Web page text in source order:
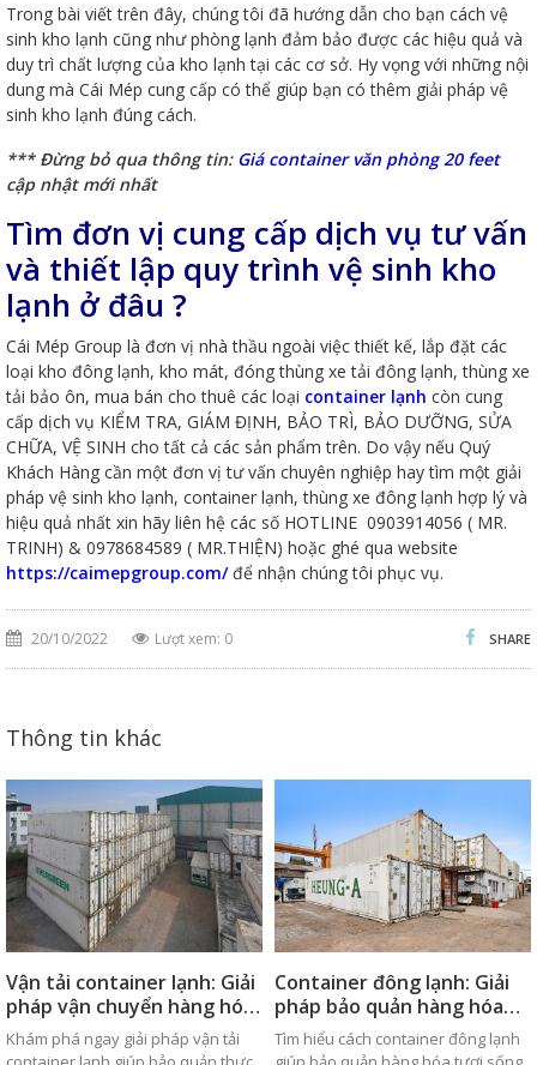
Trong bài viết trên đây, chúng tôi đã hướng dẫn cho bạn cách vệ
sinh kho lạnh cũng như phòng lạnh đảm bảo được các hiệu quả và
duy trì chất lượng của kho lạnh tại các cơ sở. Hy vọng với những nội
dung mà Cái Mép cung cấp có thể giúp bạn có thêm giải pháp vệ
sinh kho lạnh đúng cách.
*** Đừng bỏ qua thông tin: Giá container văn phòng 20 feet
cập nhật mới nhất
Tìm đơn vị cung cấp dịch vụ tư vấn
và thiết lập quy trình vệ sinh kho
lạnh ở đâu ?
Cái Mép Group là đơn vị nhà thầu ngoài việc thiết kế, lắp đặt các
loại kho đông lạnh, kho mát, đóng thùng xe tải đông lạnh, thùng xe
tải bảo ôn, mua bán cho thuê các loại container lạnh còn cung
cấp dịch vụ KIỂM TRA, GIÁM ĐỊNH, BẢO TRÌ, BẢO DƯỠNG, SỬA
CHỮA, VỆ SINH cho tất cả các sản phẩm trên. Do vậy nếu Quý
Khách Hàng cần một đơn vị tư vấn chuyên nghiệp hay tìm một giải
pháp vệ sinh kho lạnh, container lạnh, thùng xe đông lạnh hợp lý và
hiệu quả nhất xin hãy liên hệ các số HOTLINE 0903914056 ( MR.
TRINH) & 0978684589 ( MR.THIỆN) hoặc ghé qua website
https://caimepgroup.com/để nhận chúng tôi phục vụ.
20/10/2022 Lượt xem: 0 SHARE
Thông tin khác
Vận tải container lạnh: Giải
pháp vận chuyển hàng hóa
an toàn
Khám phá ngay giải pháp vận tải
Container đông lạnh: Giải
pháp bảo quản hàng hóa
hiệu quả
Tìm hiểu cách container đông lạnh